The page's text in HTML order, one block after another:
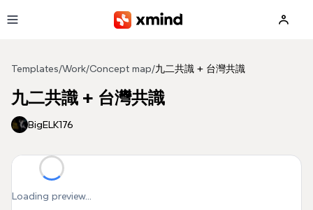
Templates/Work/Concept map/九二共識 + 台灣共識
九二共識 + 台灣共識
BigELK176
Loading preview...